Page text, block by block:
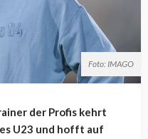
Foto: IMAGO
der Profis kehrt
U23 und hofft auf